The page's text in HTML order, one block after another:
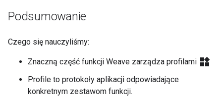
Podsumowanie
Czego się nauczyliśmy:
Znaczną część funkcji Weave zarządza profilami widgets
Profile to protokoły aplikacji odpowiadające
konkretnym zestawom funkcji.